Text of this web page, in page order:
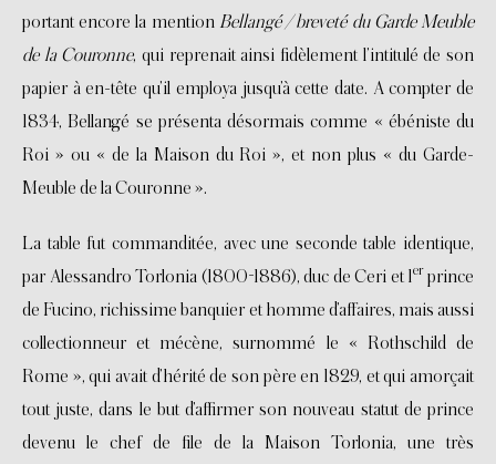
portant encore la mention Bellangé / breveté du Garde Meuble
de la Couronne, qui reprenait ainsi fidèlement l’intitulé de son
papier à en-tête qu’il employa jusqu’à cette date. A compter de
1834, Bellangé se présenta désormais comme « ébéniste du
Roi » ou « de la Maison du Roi », et non plus « du Garde-
Meuble de la Couronne ».
La table fut commanditée, avec une seconde table identique,
par Alessandro Torlonia (1800-1886), duc de Ceri et 1er prince
de Fucino, richissime banquier et homme d’affaires, mais aussi
collectionneur et mécène, surnommé le « Rothschild de
Rome », qui avait d’hérité de son père en 1829, et qui amorçait
tout juste, dans le but d’affirmer son nouveau statut de prince
devenu le chef de file de la Maison Torlonia, une très